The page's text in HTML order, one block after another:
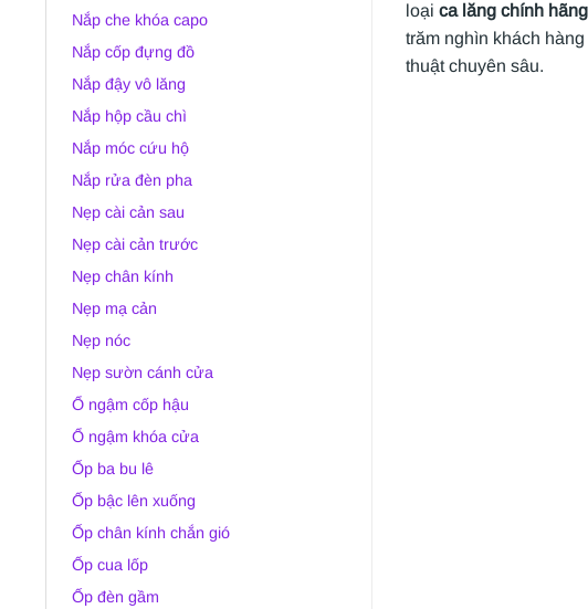
Nắp che khóa capo
Nắp cốp đựng đồ
Nắp đậy vô lăng
Nắp hộp cầu chì
Nắp móc cứu hộ
Nắp rửa đèn pha
Nẹp cài cản sau
Nẹp cài cản trước
Nẹp chân kính
Nẹp mạ cản
Nẹp nóc
Nẹp sườn cánh cửa
Ổ ngậm cốp hậu
Ổ ngậm khóa cửa
Ốp ba bu lê
Ốp bậc lên xuống
Ốp chân kính chắn gió
Ốp cua lốp
Ốp đèn gầm
loại ca lăng chính hãng
trăm nghìn khách
thuật chuyên sâu.